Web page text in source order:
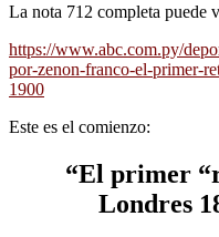
La nota 712 completa puede
https://www.abc.com.py/
por-zenon-franco-el-primer-
1900
Este es el comienzo:
“El primer
Londres